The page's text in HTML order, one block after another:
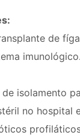
de
isolamento
no hospital